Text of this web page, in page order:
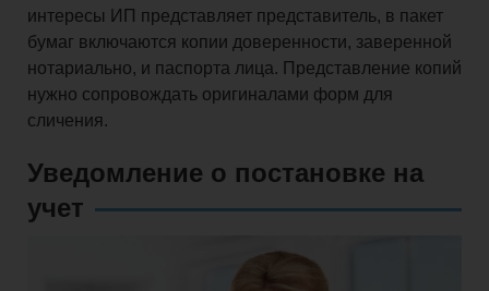
интересы ИП представляет представитель, в пакет
бумаг включаются копии доверенности, заверенной
нотариально, и паспорта лица. Представление копий
нужно сопровождать оригиналами форм для
сличения.
Уведомление о постановке на
учет